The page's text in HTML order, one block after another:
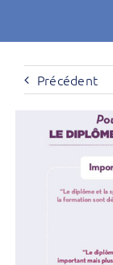
Précédent